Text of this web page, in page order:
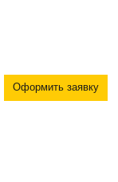
Оформить заявку